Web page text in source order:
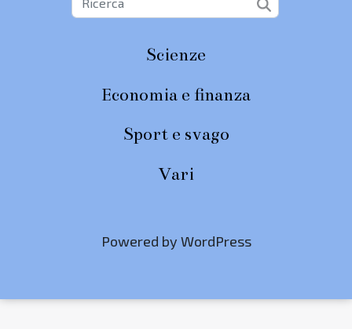
Scienze
Economia e finanza
Sport e svago
Vari
Powered by WordPress